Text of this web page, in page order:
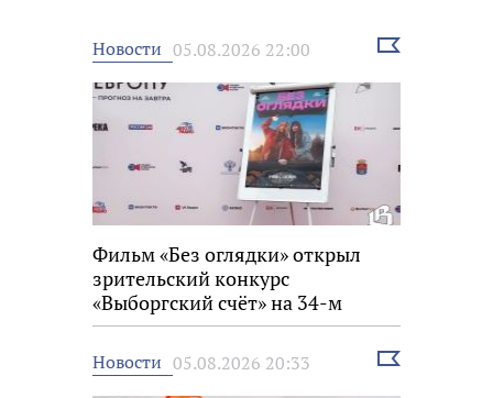
Новости 05.08.2026 22:00
Выбрать
Фильм «Без оглядки» открыл
зрительский конкурс
«Выборгский счёт» на 34-м
фестивале «Окно в Европу»
Новости 05.08.2026 20:33
Выбрать